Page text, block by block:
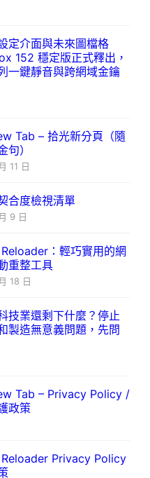
定介面與未來圖檔格
152 穩定版正式釋出，
一鍵靜音與跨網域金鑰
Tab – 拾光新分頁（隨
句）
11 日
合度檢視清單
9 日
：輕巧實用的網
重整工具
18 日
技業還剩下什麼？停止
製造無意義問題，先問
Tab – Privacy Policy /
政策
Privacy Policy